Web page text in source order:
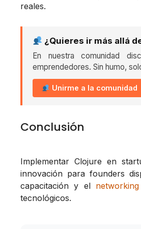
reales.
¿Quieres ir más allá
En nuestra comunidad
emprendedores. Sin humo,
Unirme a la comunidad
Conclusión
Implementar Clojure en
innovación para founders
capacitación y el networking
tecnológicos.